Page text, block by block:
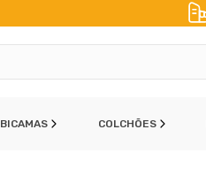
BICAMAS COLCHÕES